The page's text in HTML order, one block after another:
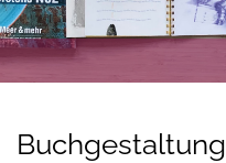
Buchgestaltung